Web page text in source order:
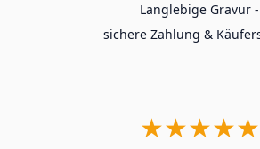
Langlebige Gravur -
sichere Zahlung &
★★★★★